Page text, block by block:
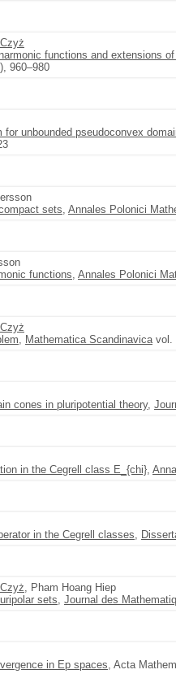
Czyż
functions and extensions
960–980
for unbounded pseudoconvex
sets, Annales Polonici
functions, Annales Polonici
Czyż
, Mathematica Scandinavicavol.
cones in pluripotential theory,
in the Cegrell class E_{chi},
in the Cegrell classes,
Czyż, Pham Hoang Hiep
sets, Journal des
in Ep spaces, Acta